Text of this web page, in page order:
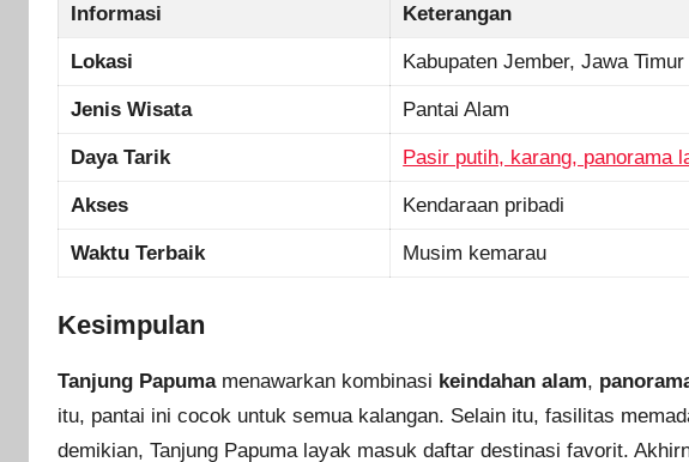
Informasi Keterangan
Lokasi Kabupaten Jember, Jawa Timur
Jenis Wisata Pantai Alam
Daya Tarik Pasir putih, karang, panorama
Akses Kendaraan pribadi
Waktu Terbaik Musim kemarau
Kesimpulan
Tanjung Papumamenawarkan kombinasi keindahan alam,
itu, pantai ini cocok untuk semua kalangan. Selain itu, fasilitas
demikian, Tanjung Papuma layak masuk daftar destinasi favorit.